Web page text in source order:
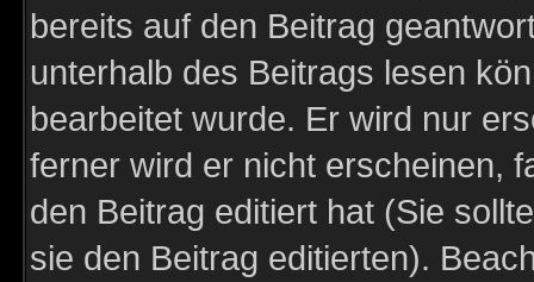
bereits auf den Beitrag
unterhalb des Beitrags lesen
bearbeitet wurde. Er wird nur
ferner wird er nicht erscheinen,
den Beitrag editiert hat (Sie
sie den Beitrag editierten).